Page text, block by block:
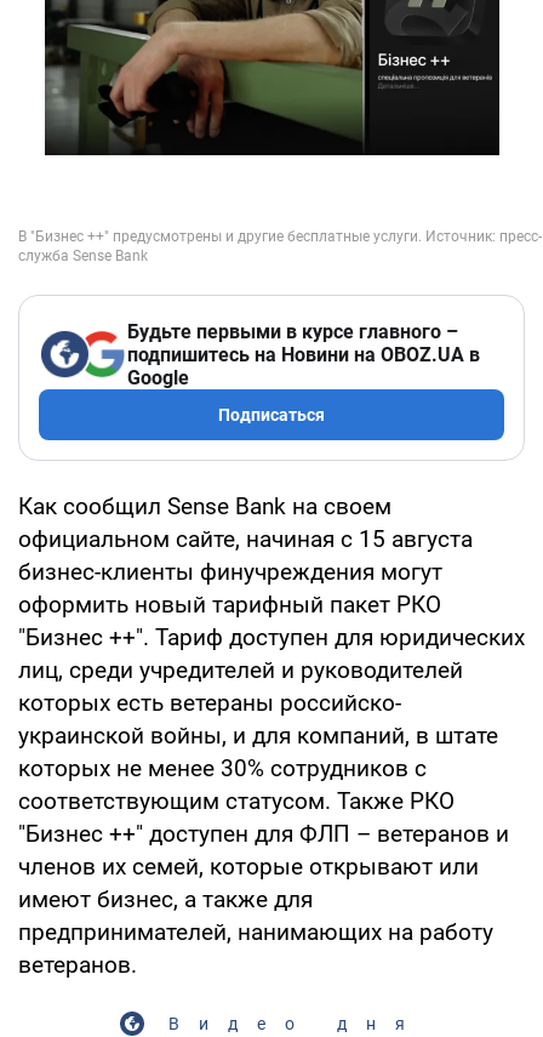
Будьте первыми в курсе главного –
подпишитесь на Новини на OBOZ.UA в
Google
Подписаться
Как сообщил Sense Bank на своем
официальном сайте, начиная с 15 августа
бизнес-клиенты финучреждения могут
оформить новый тарифный пакет РКО
"Бизнес ++". Тариф доступен для юридических
лиц, среди учредителей и руководителей
которых есть ветераны российско-
украинской войны, и для компаний, в штате
которых не менее 30% сотрудников с
соответствующим статусом. Также РКО
"Бизнес ++" доступен для ФЛП – ветеранов и
членов их семей, которые открывают или
имеют бизнес, а также для
предпринимателей, нанимающих на работу
ветеранов.
Видео дня